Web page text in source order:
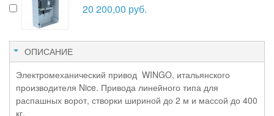
20 200,00 руб.
ОПИСАНИЕ
Электромеханический привод WINGO, итальянского
производителя Nice. Привода линейного типа для
распашных ворот, створки шириной до 2 м и массой до 400
кг.